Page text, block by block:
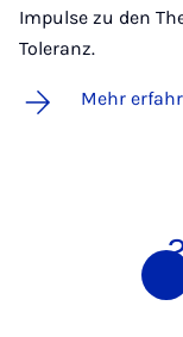
Impulse zu den
Toleranz.
Mehr
1